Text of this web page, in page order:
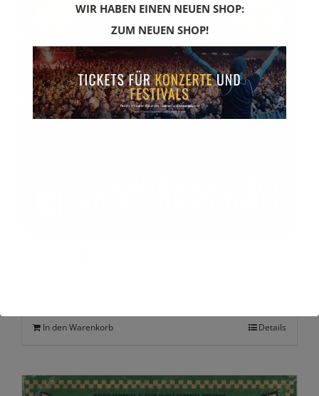
In den Warenkorb Details
WIR HABEN EINEN NEUEN SHOP:
ZUM NEUEN SHOP!